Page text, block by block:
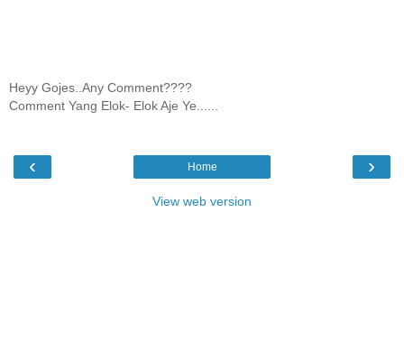
Heyy Gojes..Any Comment????
Comment Yang Elok- Elok Aje Ye......
‹ ›
Home
View web version